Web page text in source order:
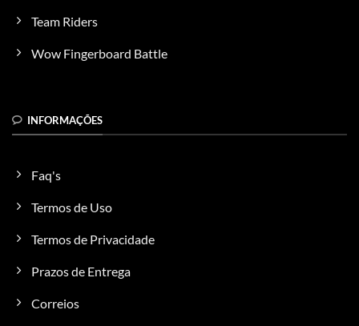
Team Riders
Wow Fingerboard Battle
INFORMAÇÕES
Faq's
Termos de Uso
Termos de Privacidade
Prazos de Entrega
Correios